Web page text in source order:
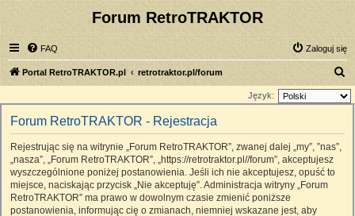
Forum RetroTRAKTOR
FAQ Zaloguj się
Portal RetroTRAKTOR.pl retrotraktor.pl/forum
z
Język:
Forum RetroTRAKTOR - Rejestracja
Rejestrując się na witrynie „Forum RetroTRAKTOR”, zwanej dalej „my”, ”nas”,
„nasza”, „Forum RetroTRAKTOR”, „https://retrotraktor.pl//forum”, akceptujesz
wyszczególnione poniżej postanowienia. Jeśli ich nie akceptujesz, opuść to
miejsce, naciskając przycisk „Nie akceptuję”. Administracja witryny „Forum
RetroTRAKTOR” ma prawo w dowolnym czasie zmienić poniższe
postanowienia, informując cię o zmianach, niemniej wskazane jest, aby